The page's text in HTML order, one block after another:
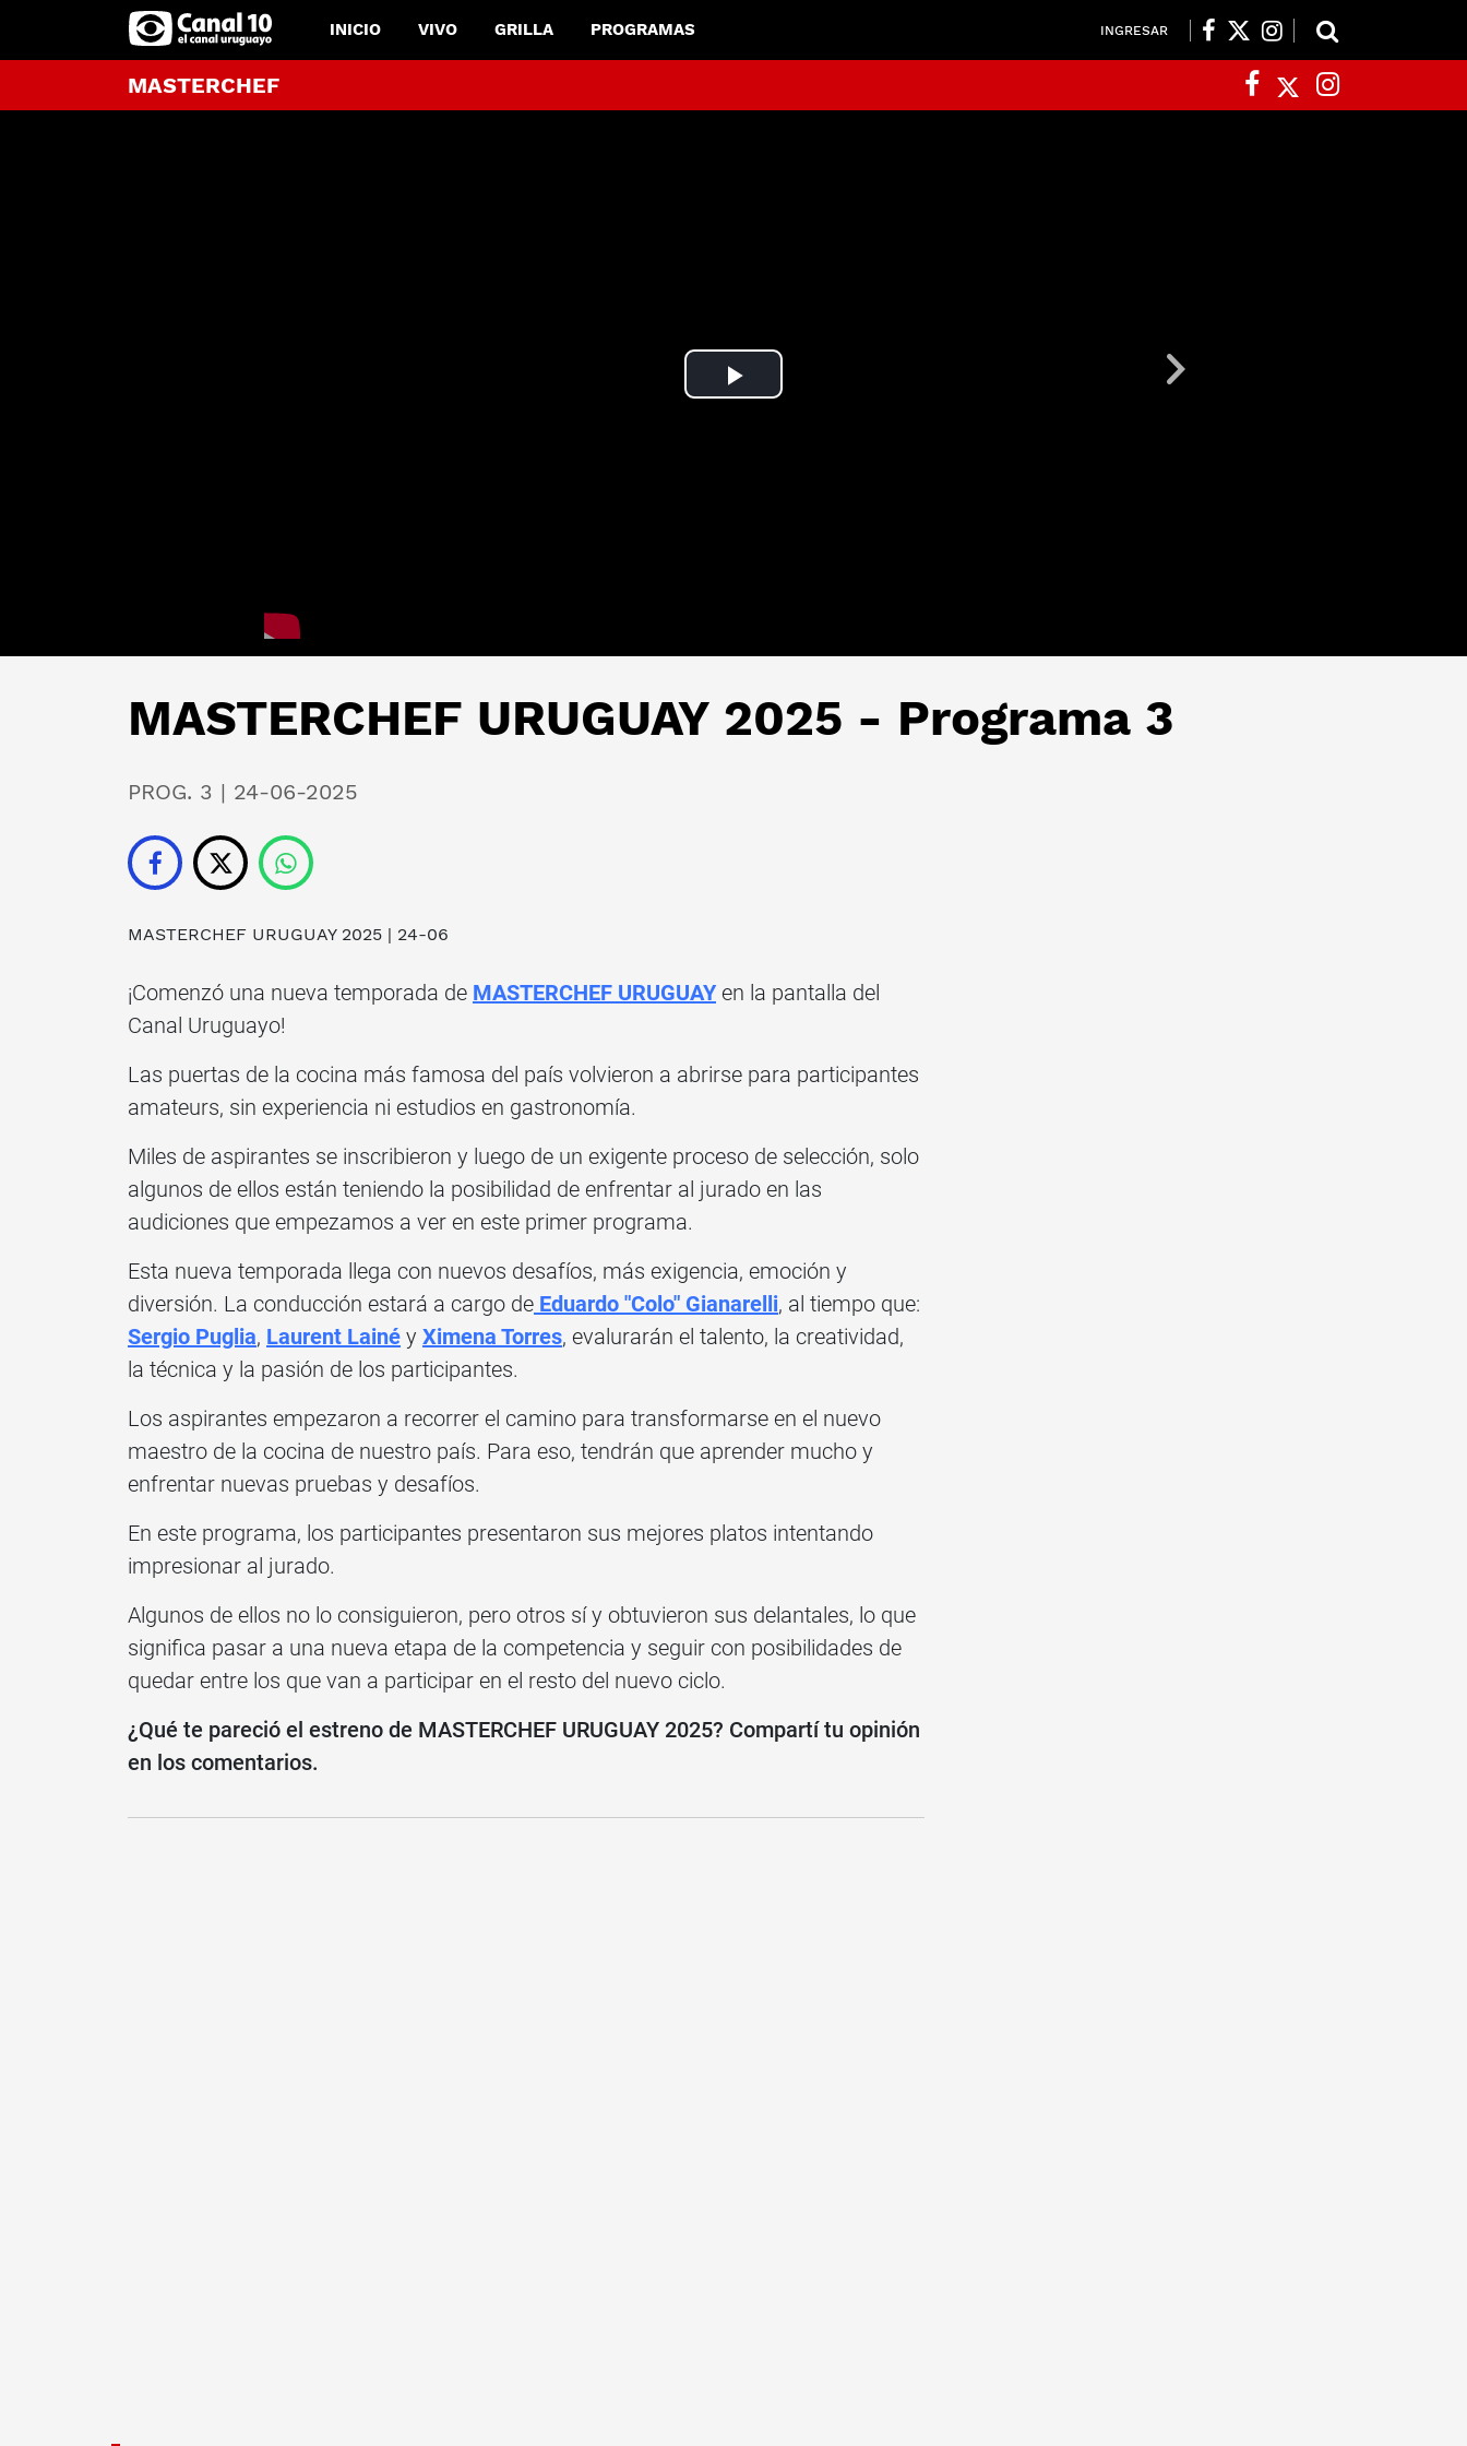
INICIO VIVO GRILLA PROGRAMAS INGRESAR
MASTERCHEF
Play
MASTERCHEF URUGUAY 2025 - Programa 3
PROG. 3 | 24-06-2025
MASTERCHEF URUGUAY 2025 | 24-06
¡Comenzó una nueva temporada de MASTERCHEF URUGUAY en la pantalla del
Canal Uruguayo!
Las puertas de la cocina más famosa del país volvieron a abrirse para participantes
amateurs, sin experiencia ni estudios en gastronomía.
Miles de aspirantes se inscribieron y luego de un exigente proceso de selección, solo
algunos de ellos están teniendo la posibilidad de enfrentar al jurado en las
audiciones que empezamos a ver en este primer programa.
Esta nueva temporada llega con nuevos desafíos, más exigencia, emoción y
diversión. La conducción estará a cargo de Eduardo "Colo" Gianarelli, al tiempo que:
Sergio Puglia, Laurent Lainé y Ximena Torres, evalurarán el talento, la creatividad,
la técnica y la pasión de los participantes.
Los aspirantes empezaron a recorrer el camino para transformarse en el nuevo
maestro de la cocina de nuestro país. Para eso, tendrán que aprender mucho y
enfrentar nuevas pruebas y desafíos.
En este programa, los participantes presentaron sus mejores platos intentando
impresionar al jurado.
Algunos de ellos no lo consiguieron, pero otros sí y obtuvieron sus delantales, lo que
significa pasar a una nueva etapa de la competencia y seguir con posibilidades de
quedar entre los que van a participar en el resto del nuevo ciclo.
¿Qué te pareció el estreno de MASTERCHEF URUGUAY 2025? Compartí tu opinión
en los comentarios.